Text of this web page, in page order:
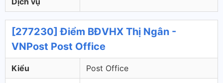
[277230] Điểm BĐVHX Thị Ngân -
VNPost Post Office
Kiểu Post Office